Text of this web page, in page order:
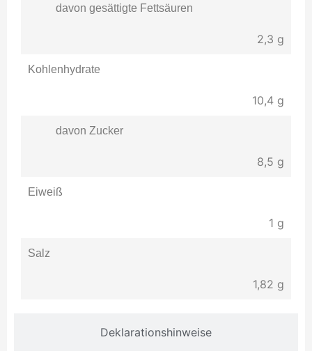
Deklarationshinweise
davon gesättigte Fettsäuren
2,3 g
Kohlenhydrate
10,4 g
davon Zucker
8,5 g
Eiweiß
1 g
Salz
1,82 g